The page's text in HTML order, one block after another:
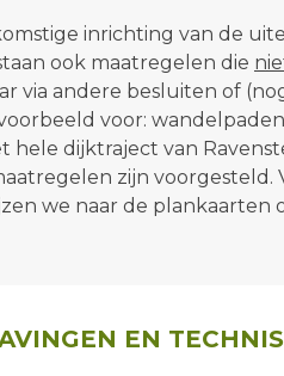
inrichting van de
ook maatregelen die
via andere besluiten of
voor:
hele dijktraject van
zijn voorgesteld.
we naar de plankaarten
EN